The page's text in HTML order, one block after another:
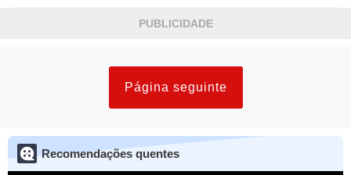
PUBLICIDADE
Página seguinte
Recomendações quentes